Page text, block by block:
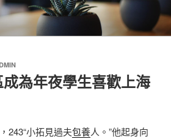
為年夜學生喜歡上海
小拓見過夫包養人。”他起身向